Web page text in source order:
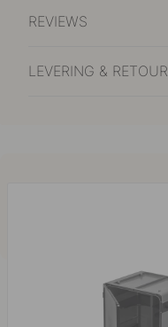
REVIEWS
LEVERING & RETOUR